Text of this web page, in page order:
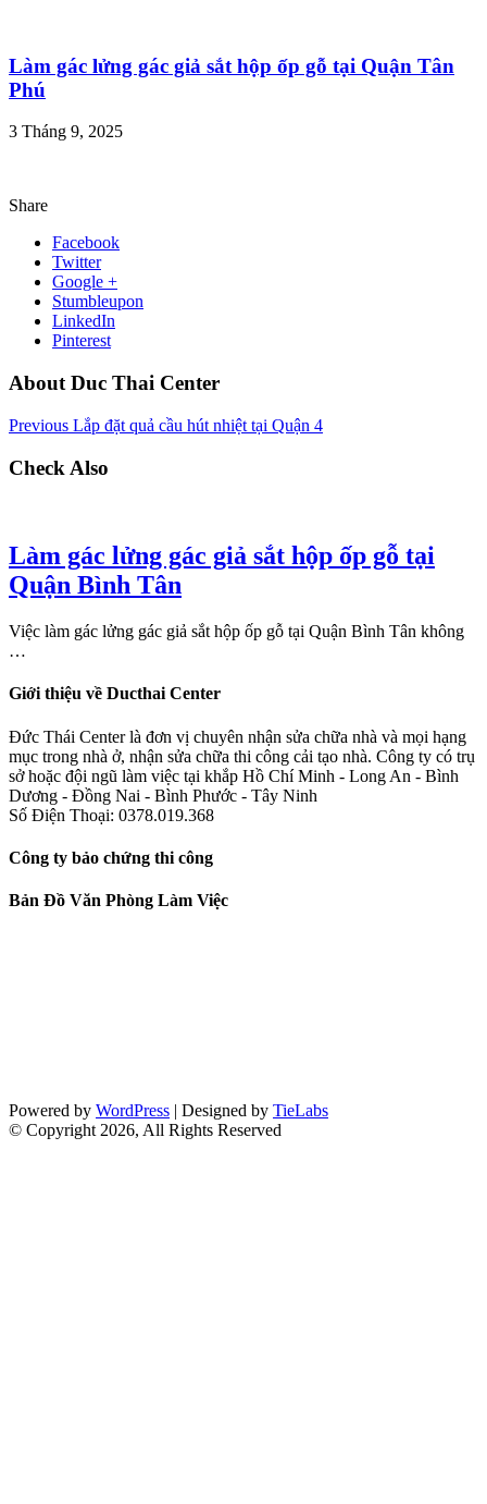
Làm gác lửng gác giả sắt hộp ốp gỗ tại Quận Tân
Phú
3 Tháng 9, 2025
Share
Facebook
Twitter
Google +
Stumbleupon
LinkedIn
Pinterest
About Duc Thai Center
Previous Lắp đặt quả cầu hút nhiệt tại Quận 4
Check Also
Làm gác lửng gác giả sắt hộp ốp gỗ tại
Quận Bình Tân
Việc làm gác lửng gác giả sắt hộp ốp gỗ tại Quận Bình Tân không
…
Giới thiệu về Ducthai Center
Đức Thái Center là đơn vị chuyên nhận sửa chữa nhà và mọi hạng
mục trong nhà ở, nhận sửa chữa thi công cải tạo nhà. Công ty có trụ
sở hoặc đội ngũ làm việc tại khắp Hồ Chí Minh - Long An - Bình
Dương - Đồng Nai - Bình Phước - Tây Ninh
Số Điện Thoại: 0378.019.368
Công ty bảo chứng thi công
Bản Đồ Văn Phòng Làm Việc
Powered by WordPress | Designed by TieLabs
© Copyright 2026, All Rights Reserved